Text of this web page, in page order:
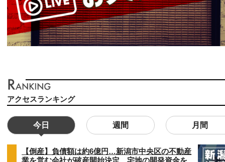
アクセスランキング
今日 週間 月間
【倒産】負債額は約6億円…新潟市中央区の不動産